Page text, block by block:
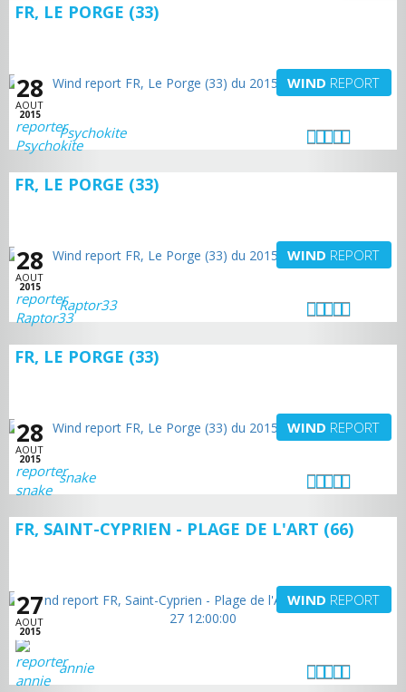
FR, LE PORGE (33)
28
AOUT
2015
WIND REPORT
Psychokite
FR, LE PORGE (33)
28
AOUT
2015
WIND REPORT
Raptor33
FR, LE PORGE (33)
28
AOUT
2015
WIND REPORT
snake
FR, SAINT-CYPRIEN - PLAGE DE L'ART (66)
27
AOUT
2015
WIND REPORT
annie